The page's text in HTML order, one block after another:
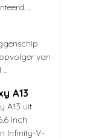
...
van
A13
A13 uit
inch
Infinity-V-